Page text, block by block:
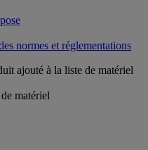
normes et réglementations
ajouté à la liste de matériel
matériel